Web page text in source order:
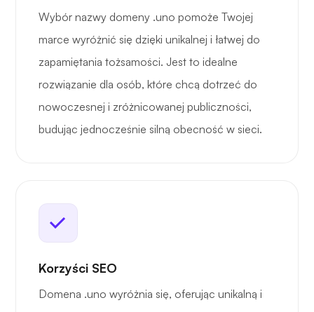
Wybór nazwy domeny .uno pomoże Twojej
marce wyróżnić się dzięki unikalnej i łatwej do
zapamiętania tożsamości. Jest to idealne
rozwiązanie dla osób, które chcą dotrzeć do
nowoczesnej i zróżnicowanej publiczności,
budując jednocześnie silną obecność w sieci.
Korzyści SEO
Domena .uno wyróżnia się, oferując unikalną i